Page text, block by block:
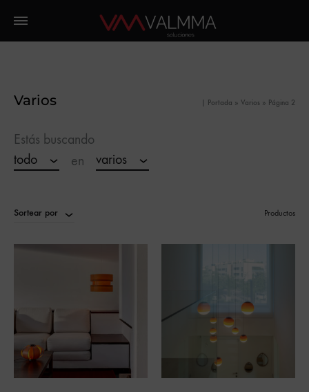
Varios | Portada » Varios » Página 2
Estás buscando
todo
en varios
Sortear por Productos